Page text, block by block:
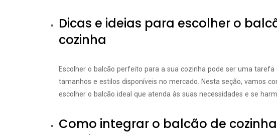
Dicas e ideias para escolher o
cozinha
Escolher o balcão perfeito para a sua cozinha pode ser uma
tamanhos e estilos disponíveis no mercado. Nesta seção, vamos
escolher o balcão ideal que atenda às suas necessidades e se
Como integrar o balcão de